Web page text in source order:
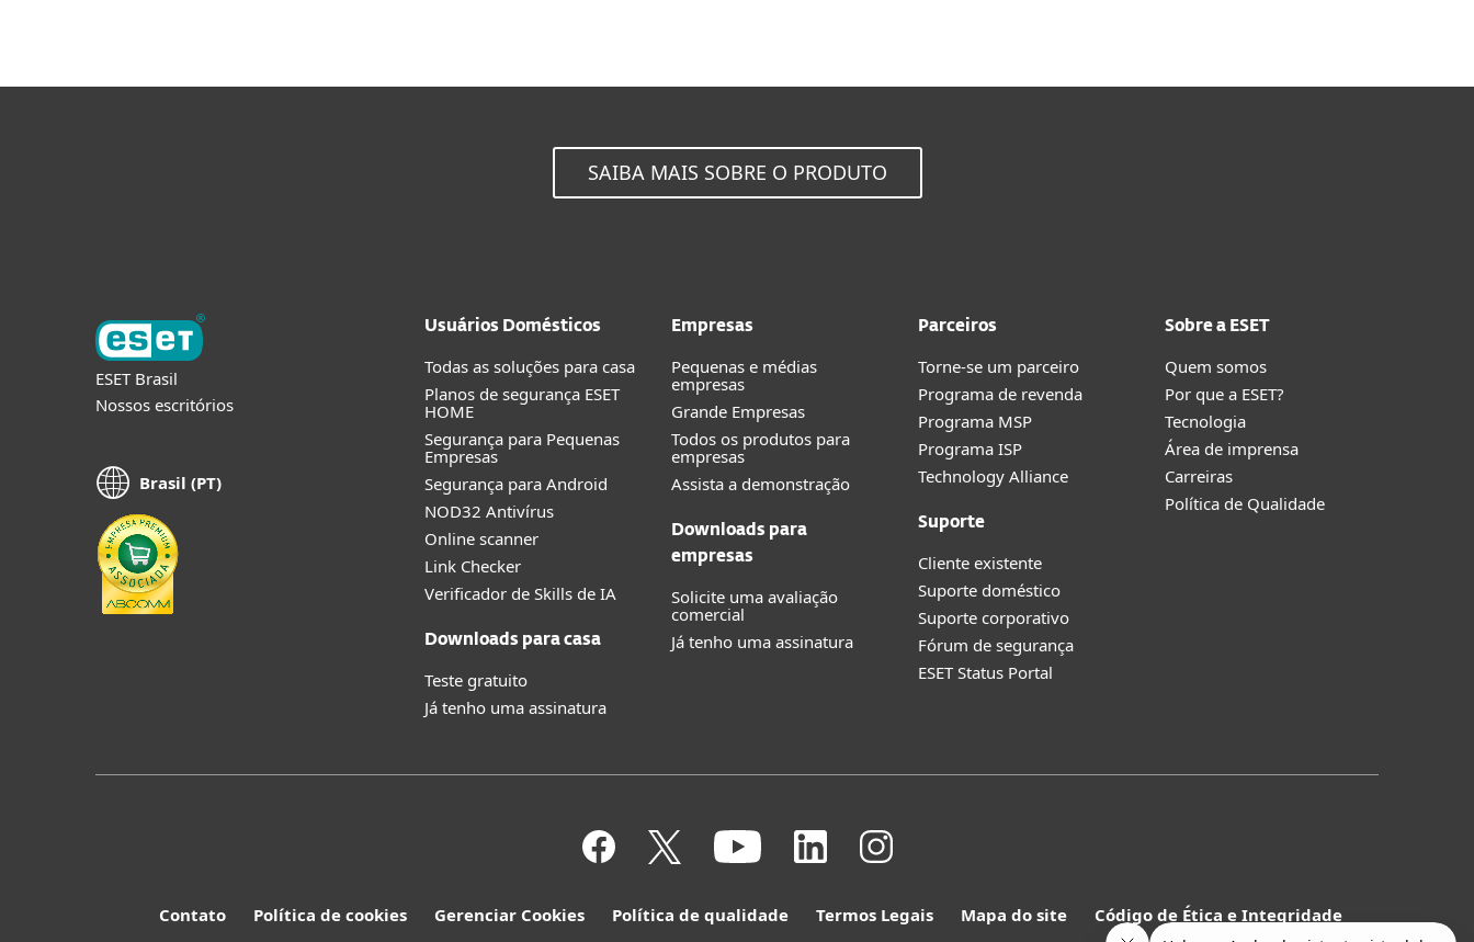
SAIBA MAIS SOBRE O PRODUTO
ESET Brasil
Nossos escritórios
Brasil (PT)
Usuários Domésticos
Todas as soluções para casa
Planos de segurança ESET
HOME
Segurança para Pequenas
Empresas
Segurança para Android
NOD32 Antivírus
Online scanner
Link Checker
Verificador de Skills de IA
Downloads para casa
Teste gratuito
Já tenho uma assinatura
Empresas
Pequenas e médias
empresas
Grande Empresas
Todos os produtos para
empresas
Assista a demonstração
Downloads para
empresas
Solicite uma avaliação
comercial
Já tenho uma assinatura
Parceiros
Torne-se um parceiro
Programa de revenda
Programa MSP
Programa ISP
Technology Alliance
Suporte
Cliente existente
Suporte doméstico
Suporte corporativo
Fórum de segurança
ESET Status Portal
Sobre a ESET
Quem somos
Por que a ESET?
Tecnologia
Área de imprensa
Carreiras
Política de Qualidade
Contato Política de cookies Gerenciar Cookies Política de qualidade Termos Legais Mapa do site
Código de Ética e Integridade